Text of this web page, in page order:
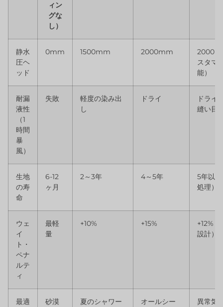
ィン
グな
し）
静水
圧ヘ
ッド
0mm 1500mm 2000mm
スタマ
能）
耐漏
液性
（1
時間
暴
風）
失敗
軽度の染み出
し
ドライ
ドライ
縫い目
生地
の寿
命
6-12
ヶ月
2～3年 4～5年
5年以
処理）
ウェ
イ
ト・
ペナ
ルテ
ィ
最軽
量
+10% +15%
+12%
設計）
最適 砂漠 夏のシャワー オールシー 異常気